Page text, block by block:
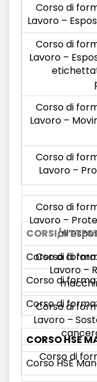
Corso di
Lavoro –
Corso di
Lavoro –
Corso di
Lavoro –
Corso di
Lavoro –
Corso di
Lavoro –
Corso di
Lavoro –
Corso di
Lavoro –
Corso di
CORSI/
Corso di
Corso di
Corso di
CORSO HSE
Corso HSE